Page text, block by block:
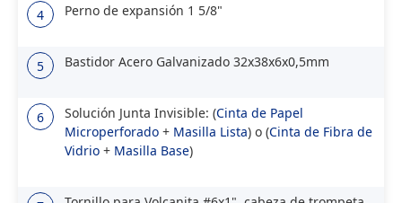
4 Perno de expansión 1 5/8"
5 Bastidor Acero Galvanizado 32x38x6x0,5mm
6 Solución Junta Invisible: (Cinta de Papel
Microperforado + Masilla Lista) o (Cinta de Fibra de
Vidrio + Masilla Base)